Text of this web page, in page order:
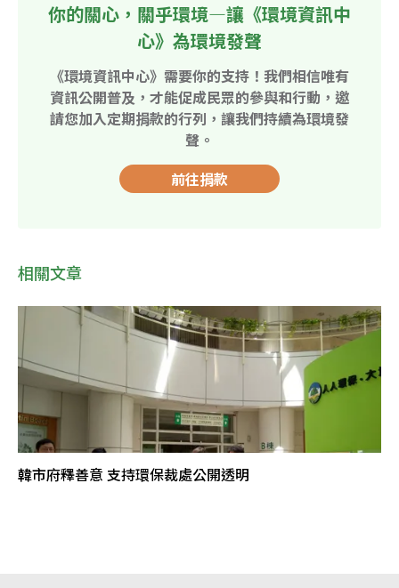
你的關心，關乎環境—讓《環境資訊中
心》為環境發聲
《環境資訊中心》需要你的支持！我們相信唯有
資訊公開普及，才能促成民眾的參與和行動，邀
請您加入定期捐款的行列，讓我們持續為環境發
聲。
前往捐款
相關文章
韓市府釋善意 支持環保裁處公開透明